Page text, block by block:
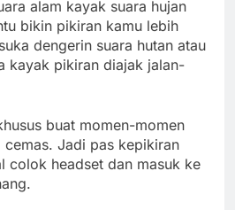
alam kayak suara hujan
bikin pikiran kamu lebih
dengerin suara hutan atau
kayak pikiran diajak jalan-
buat momen-momen
cemas. Jadi pas kepikiran
colok headset dan masuk ke